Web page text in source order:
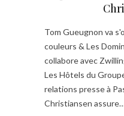
Tom Gueugnon va
couleurs & Les
collabore avec
Les Hôtels du
relations presse à
Christiansen